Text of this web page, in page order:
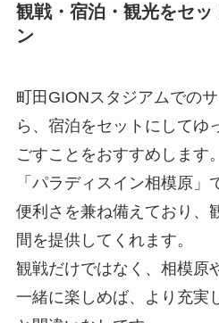
観戦・宿泊・観光をセッ
ン
町田GIONスタジアムでの
ら、宿泊をセットにしてゆ
ごすことをおすすめします。
「パラディスイン相模原」
便利さを兼ね備えており、
間を提供してくれます。
観戦だけではなく、相模原
一緒に楽しめば、より充実